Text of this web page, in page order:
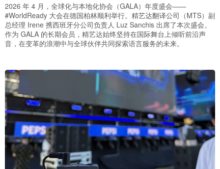
2026 年 4 月，全球化与本地化协会（GALA）年度盛会——
#WorldReady 大会在德国柏林顺利举行。精艺达翻译公司（MTS）副
总经理 Irene 携西班牙分公司负责人 Luz Sanchis 出席了本次盛会。
作为 GALA 的长期会员，精艺达始终坚持在国际舞台上倾听前沿声
音，在变革的浪潮中与全球伙伴共同探索语言服务的未来。